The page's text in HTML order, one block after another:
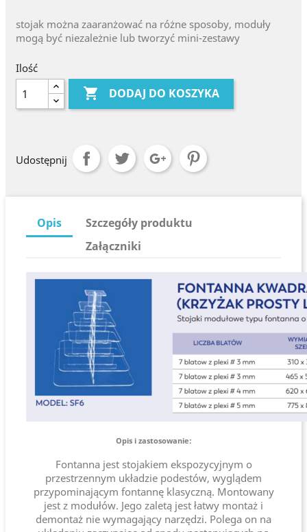
stojak można zaaranżować na różne sposoby, moduły
mogą być niezależnie lub tworzyć mini-zestawy
Ilość
 DODAJ DO KOSZYKA
Udostępnij
Opis
Szczegóły produktu
Załączniki
Opis i zastosowanie:
Fontanna jest stojakiem ekspozycyjnym o
przestrzennym układzie podestów, wyglądem
przypominającym fontannę klasyczną. Montowany
jest z modułów. Jego zaletą jest łatwy montaż i
demontaż nie wymagający narzędzi. Polega on na